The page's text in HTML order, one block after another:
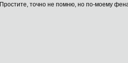
Простите, точно не помню, но по-моему